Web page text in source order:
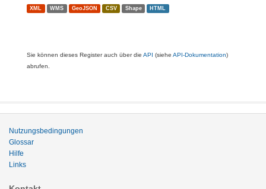
XML WMS GeoJSON CSV Shape HTML
Sie können dieses Register auch über die API (siehe API-Dokumentation)
abrufen.
Nutzungsbedingungen
Glossar
Hilfe
Links